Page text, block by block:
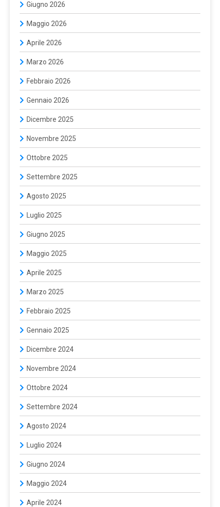
Giugno 2026
Maggio 2026
Aprile 2026
Marzo 2026
Febbraio 2026
Gennaio 2026
Dicembre 2025
Novembre 2025
Ottobre 2025
Settembre 2025
Agosto 2025
Luglio 2025
Giugno 2025
Maggio 2025
Aprile 2025
Marzo 2025
Febbraio 2025
Gennaio 2025
Dicembre 2024
Novembre 2024
Ottobre 2024
Settembre 2024
Agosto 2024
Luglio 2024
Giugno 2024
Maggio 2024
Aprile 2024